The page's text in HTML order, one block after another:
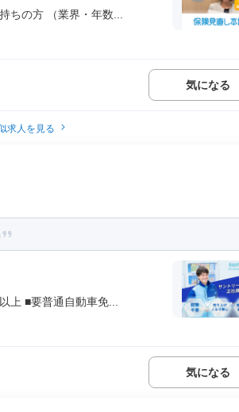
ちの方 （業界・年数...
気になる
求人を見る
上 ■要普通自動車免...
気になる